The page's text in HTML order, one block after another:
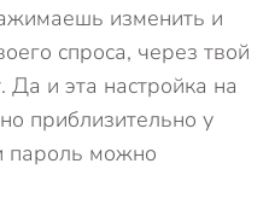
изменить и
спроса, через твой
и эта настройка на
приблизительно у
пароль можно